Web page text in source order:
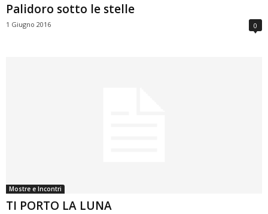
Palidoro sotto le stelle
1 Giugno 2016 0
Mostre e Incontri
TI PORTO LA LUNA